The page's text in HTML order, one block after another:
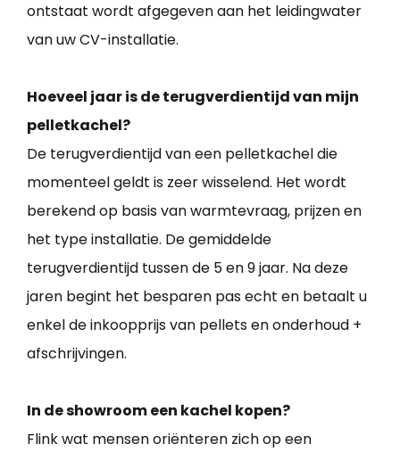
ontstaat wordt afgegeven aan het leidingwater
van uw CV-installatie.
Hoeveel jaar is de terugverdientijd van mijn
pelletkachel?
De terugverdientijd van een pelletkachel die
momenteel geldt is zeer wisselend. Het wordt
berekend op basis van warmtevraag, prijzen en
het type installatie. De gemiddelde
terugverdientijd tussen de 5 en 9 jaar. Na deze
jaren begint het besparen pas echt en betaalt u
enkel de inkoopprijs van pellets en onderhoud +
afschrijvingen.
In de showroom een kachel kopen?
Flink wat mensen oriënteren zich op een